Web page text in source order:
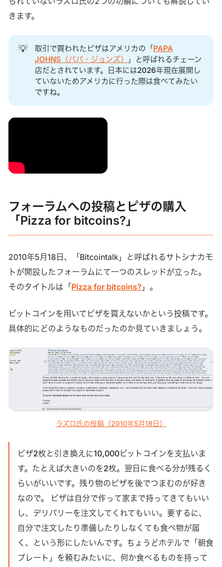
きます。
💡 取引で買われたピザはアメリカの「PAPA
JOHNS（パパ・ジョンズ）
」と呼ばれるチェーン
店だとされています。日本には2026年現在展開し
ていないためアメリカに行った際は食べてみたい
ですね。
フォーラムへの投稿とピザの購入
「Pizza for bitcoins?」
2010年5月18日、「Bitcointalk」と呼ばれるサトシナカモ
トが開設したフォーラムにて一つのスレッドが立った。
そのタイトルは「 Pizza for bitcoins? 」。
ビットコインを用いてピザを買えないかという投稿です。
具体的にどのようなものだったのか見ていきましょう。
ラズロ氏の投稿（2010年5月18日）
ピザ2枚と引き換えに10,000ビットコインを支払いま
す。たとえば大きいのを2枚。翌日に食べる分が残るく
らいがいいです。残り物のピザを後でつまむのが好き
なので。 ピザは自分で作って家まで持ってきてもいい
し、デリバリーを注文してくれてもいい。要するに、
自分で注文したり準備したりしなくても食べ物が届
く、という形にしたいんです。ちょうどホテルで「朝食
プレート」を頼むみたいに、何か食べるものを持って